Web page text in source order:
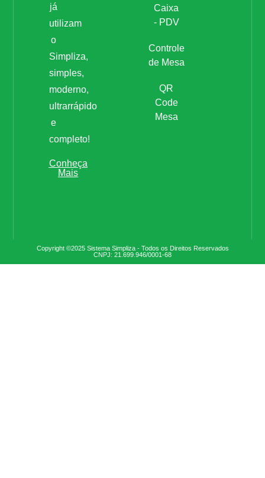
já
utilizam
o
Simpliza,
simples,
moderno,
ultrarrápido
e
completo!
Conheça
Mais
Caixa
- PDV
Controle
de Mesa
QR
Code
Mesa
Copyright ©2025 Sistema Simpliza - Todos os Direitos Reservados
CNPJ: 21.699.946/0001-68